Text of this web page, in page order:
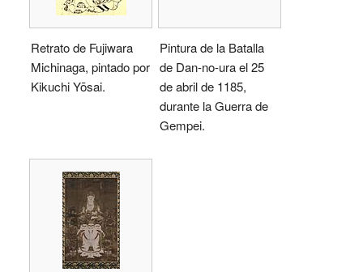
Retrato de Fujiwara
Michinaga, pintado por
Kikuchi Yōsai.
Pintura de la Batalla
de Dan-no-ura el 25
de abril de 1185,
durante la Guerra de
Gempei.